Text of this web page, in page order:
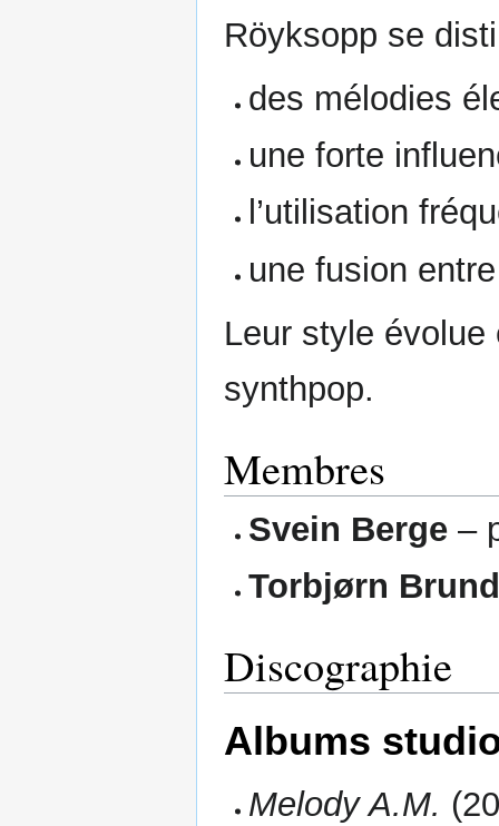
Röyksopp se
des mélodies
une forte
l’utilisation
une fusion
Leur style
synthpop.
Membres
Svein Berge –
Torbjørn
Discographie
Albums
Melody A.M.